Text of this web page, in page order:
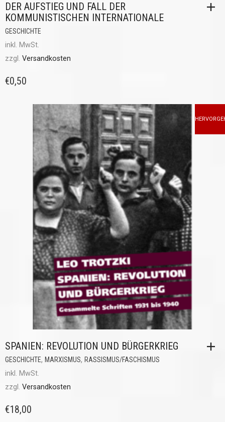
DER AUFSTIEG UND FALL DER
KOMMUNISTISCHEN INTERNATIONALE
GESCHICHTE
inkl. MwSt.
zzgl. Versandkosten
€0,50
SPANIEN: REVOLUTION UND BÜRGERKRIEG
GESCHICHTE, MARXISMUS, RASSISMUS/FASCHISMUS
inkl. MwSt.
zzgl. Versandkosten
€18,00